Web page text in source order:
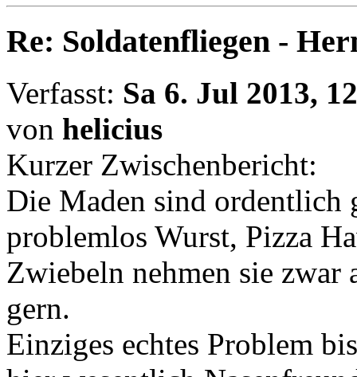
Re: Soldatenfliegen -
Verfasst: Sa 6. Jul 2013,
von helicius
Kurzer Zwischenbericht:
Die Maden sind ordentlich
problemlos Wurst, Pizza
Zwiebeln nehmen sie zwar
gern.
Einziges echtes Problem